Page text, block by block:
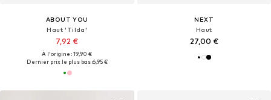
ABOUT YOU
Haut 'Tilda'
7,92 €
À l'origine : 19,90 €
Dernier prix le plus bas :6,95 €
NEXT
Haut
27,00 €